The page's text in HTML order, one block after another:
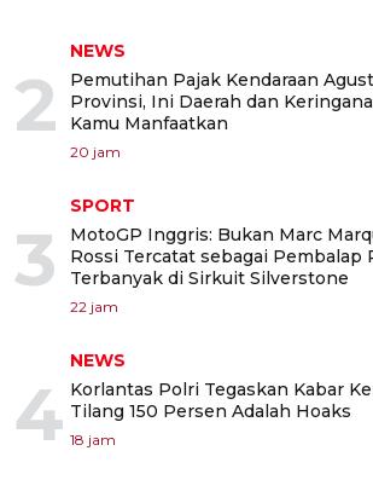
2
NEWS
Pemutihan Pajak Kendaraan
Provinsi, Ini Daerah dan
Kamu Manfaatkan
20 jam
3
SPORT
MotoGP Inggris: Bukan Marc
Rossi Tercatat sebagai Pembalap
Terbanyak di Sirkuit Silverstone
22 jam
4
NEWS
Korlantas Polri Tegaskan Kabar
Tilang 150 Persen Adalah Hoaks
18 jam